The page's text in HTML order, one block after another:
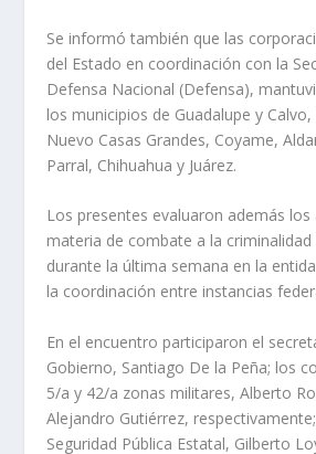
Se informó también que las
del Estado en coordinación con la
Defensa Nacional (Defensa),
los municipios de Guadalupe y
Nuevo Casas Grandes, Coyame,
Parral, Chihuahua y Juárez.
Los presentes evaluaron además los
materia de combate a la
durante la última semana en la
la coordinación entre instancias
En el encuentro participaron el
Gobierno, Santiago De la Peña; los
5/a y 42/a zonas militares, Alberto
Alejandro Gutiérrez,
Seguridad Pública Estatal, Gilberto